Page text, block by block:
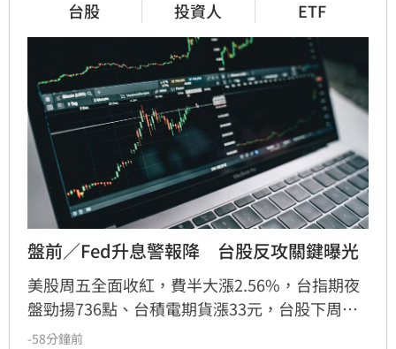
台股 投資人 ETF
盤前／Fed升息警報降　台股反攻關鍵曝光
美股周五全面收紅，費半大漲2.56%，台指期夜
盤勁揚736點、台積電期貨漲33元，台股下周一
（10日）反攻氣勢升溫。美股4大指數全面收
-58分鐘前